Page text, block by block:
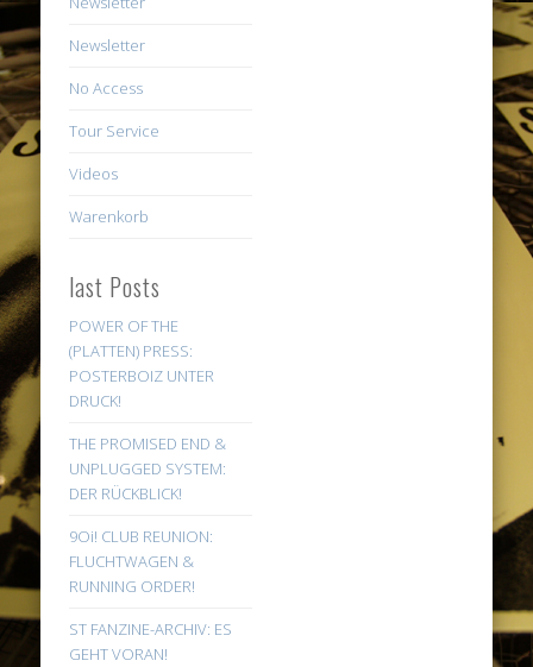
Newsletter
No Access
Tour Service
Videos
Warenkorb
last Posts
POWER OF THE
(PLATTEN) PRESS:
POSTERBOIZ UNTER
DRUCK!
THE PROMISED END &
UNPLUGGED SYSTEM:
DER RÜCKBLICK!
9Oi! CLUB REUNION:
FLUCHTWAGEN &
RUNNING ORDER!
ST FANZINE-ARCHIV: ES
GEHT VORAN!